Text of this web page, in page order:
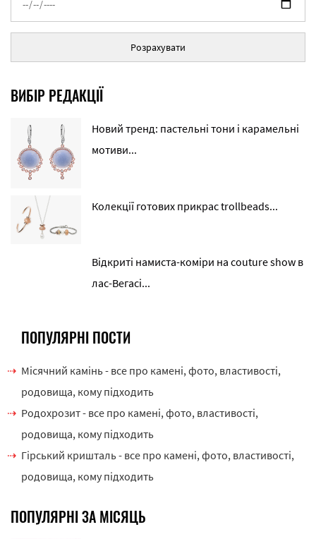
Розрахувати
ВИБІР РЕДАКЦІЇ
Новий тренд: пастельні тони і карамельні
мотиви...
Колекції готових прикрас trollbeads...
Відкриті намиста-коміри на couture show в
лас-Вегасі...
ПОПУЛЯРНІ ПОСТИ
Місячний камінь - все про камені, фото, властивості,
родовища, кому підходить
Родохрозит - все про камені, фото, властивості,
родовища, кому підходить
Гірський кришталь - все про камені, фото, властивості,
родовища, кому підходить
ПОПУЛЯРНІ ЗА МІСЯЦЬ